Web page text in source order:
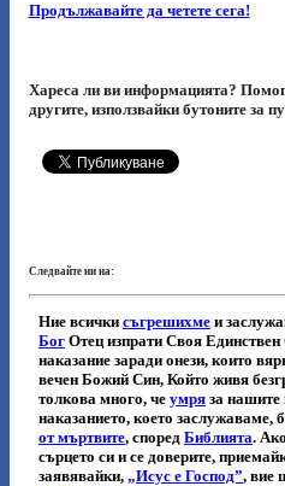
Продължавайте да четете сега!
Хареса ли ви информацията?
другите, използвайки бутоните за
Следвайте ни на: